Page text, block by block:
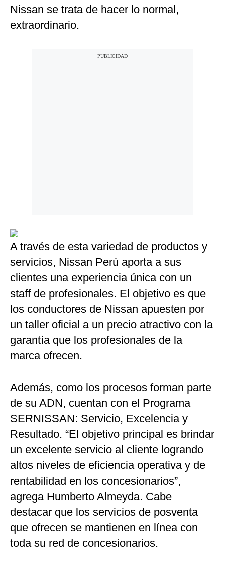
Nissan se trata de hacer lo normal,
extraordinario.
A través de esta variedad de productos y
servicios, Nissan Perú aporta a sus
clientes una experiencia única con un
staff de profesionales. El objetivo es que
los conductores de Nissan apuesten por
un taller oficial a un precio atractivo con la
garantía que los profesionales de la
marca ofrecen.
Además, como los procesos forman parte
de su ADN, cuentan con el Programa
SERNISSAN: Servicio, Excelencia y
Resultado. “El objetivo principal es brindar
un excelente servicio al cliente logrando
altos niveles de eficiencia operativa y de
rentabilidad en los concesionarios”,
agrega Humberto Almeyda. Cabe
destacar que los servicios de posventa
que ofrecen se mantienen en línea con
toda su red de concesionarios.